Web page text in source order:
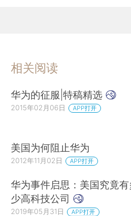
相关阅读
华为的征服|特稿精选
2015年02月06日 APP打开
美国为何阻止华为
2012年11月02日 APP打开
华为事件启思：美国究竟有
少高科技公司
2019年05月31日 APP打开